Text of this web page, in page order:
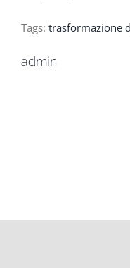
Tags: trasformazione
admin